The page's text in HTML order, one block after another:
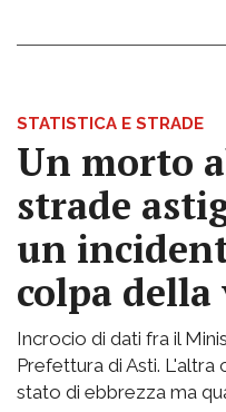
STATISTICA E STRADE
Un morto
strade
un
colpa della
Incrocio di dati fra il
Prefettura di Asti. L'altra
stato di ebbrezza ma